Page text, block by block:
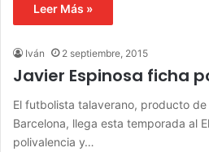
Leer Más »
Iván 2 septiembre, 2015
Javier Espinosa ficha
El futbolista talaverano, producto
Barcelona, llega esta temporada al
polivalencia y…